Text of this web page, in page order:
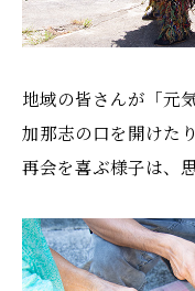
地域の皆さんが「元
加那志の口を開けた
再会を喜ぶ様子は、